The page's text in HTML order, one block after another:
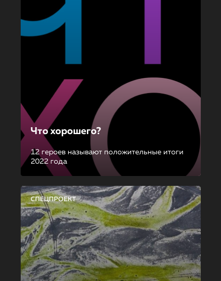
Что хорошего?
12 героев называют положительные итоги
2022 года
СПЕЦПРОЕКТ